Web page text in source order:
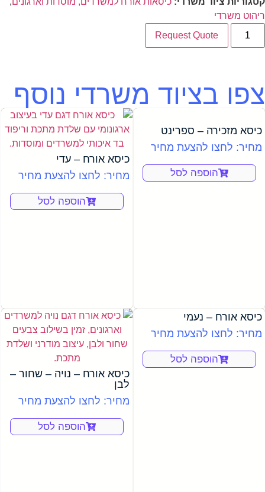
ריהוט משרדי
Request Quote
צפו בציוד משרדי נוסף
כיסא מזכירה – ספרינט
מחיר: לחצו להצעת מחיר
הוספה לסל
כיסא אורח – עדי
מחיר: לחצו להצעת מחיר
הוספה לסל
כיסא אורח – נעמי
מחיר: לחצו להצעת מחיר
הוספה לסל
כיסא אורח – נויה – שחור –
לבן
מחיר: לחצו להצעת מחיר
הוספה לסל